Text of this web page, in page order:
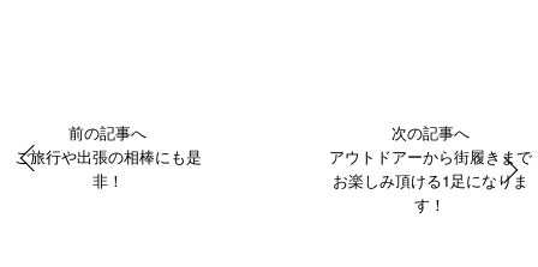
前の記事へ
ご旅行や出張の相棒にも是
非！
次の記事へ
アウトドアーから街履きまで
お楽しみ頂ける1足になりま
す！